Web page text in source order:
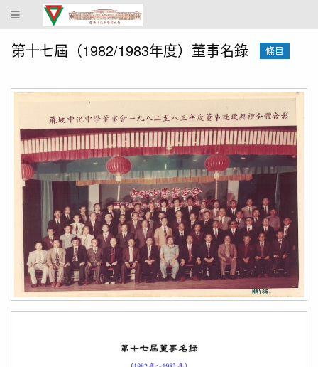
蔴
坡
中
校
史
館
第十七屆（1982/1983年度）董事名錄 條目